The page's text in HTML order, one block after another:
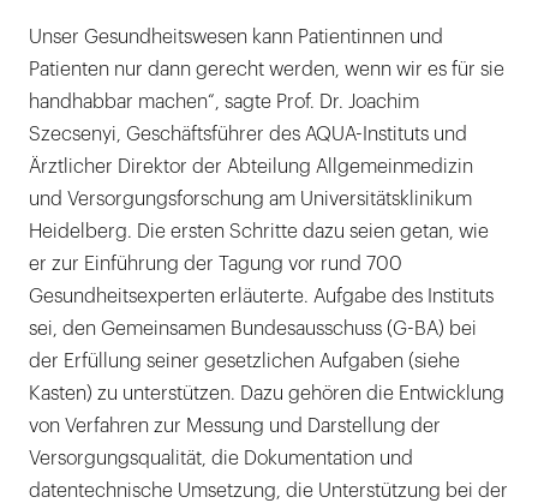
Unser Gesundheitswesen kann Patientinnen und
Patienten nur dann gerecht werden, wenn wir es für sie
handhabbar machen“, sagte Prof. Dr. Joachim
Szecsenyi, Geschäftsführer des AQUA-Instituts und
Ärztlicher Direktor der Abteilung Allgemeinmedizin
und Versorgungsforschung am Universitätsklinikum
Heidelberg. Die ersten Schritte dazu seien getan, wie
er zur Einführung der Tagung vor rund 700
Gesundheitsexperten erläuterte. Aufgabe des Instituts
sei, den Gemeinsamen Bundesausschuss (G-BA) bei
der Erfüllung seiner gesetzlichen Aufgaben (siehe
Kasten) zu unterstützen. Dazu gehören die Entwicklung
von Verfahren zur Messung und Darstellung der
Versorgungsqualität, die Dokumentation und
datentechnische Umsetzung, die Unterstützung bei der